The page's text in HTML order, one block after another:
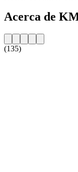
Acerca de
(135)